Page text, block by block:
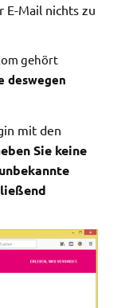
E-Mail nichts zu
gehört
deswegen
mit den
Sie keine